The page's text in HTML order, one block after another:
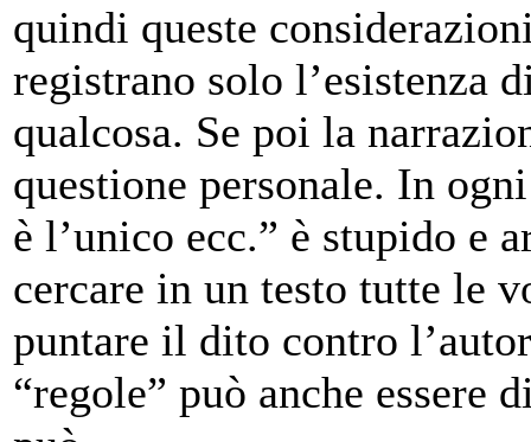
quindi queste
registrano solo l’esistenza
qualcosa. Se poi la
questione personale. In
è l’unico ecc.” è stupido e
cercare in un testo tutte le
puntare il dito contro
“regole” può anche essere